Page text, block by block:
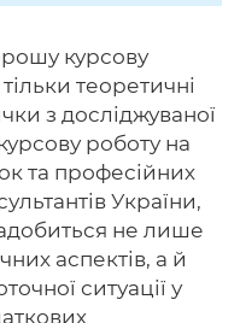
курсову
теоретичні
з досліджуваної
роботу на
та професійних
України,
не лише
аспектів, а й
ситуації у